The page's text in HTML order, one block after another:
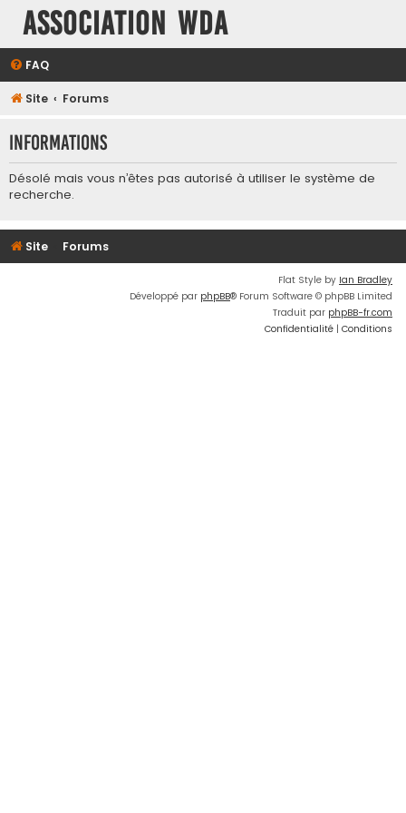
Association WDA
FAQ
Site Forums
Informations
Désolé mais vous n’êtes pas autorisé à utiliser le système de
recherche.
Site Forums
Flat Style by Ian Bradley
Développé par phpBB® Forum Software © phpBB Limited
Traduit par phpBB-fr.com
Confidentialité | Conditions